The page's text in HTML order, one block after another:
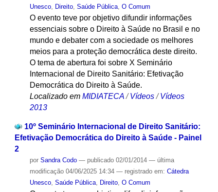
Unesco, Direito, Saúde Pública, O Comum
O evento teve por objetivo difundir informações
essenciais sobre o Direito à Saúde no Brasil e no
mundo e debater com a sociedade os melhores
meios para a proteção democrática deste direito.
O tema de abertura foi sobre X Seminário
Internacional de Direito Sanitário: Efetivação
Democrática do Direito à Saúde.
Localizado em MIDIATECA /Vídeos /Vídeos
2013
10º Seminário Internacional de Direito Sanitário:
Efetivação Democrática do Direito à Saúde - Painel
2
por Sandra Codo — publicado02/01/2014 — última
modificação04/06/2025 14:34 — registrado em: Cátedra
Unesco, Saúde Pública, Direito, O Comum